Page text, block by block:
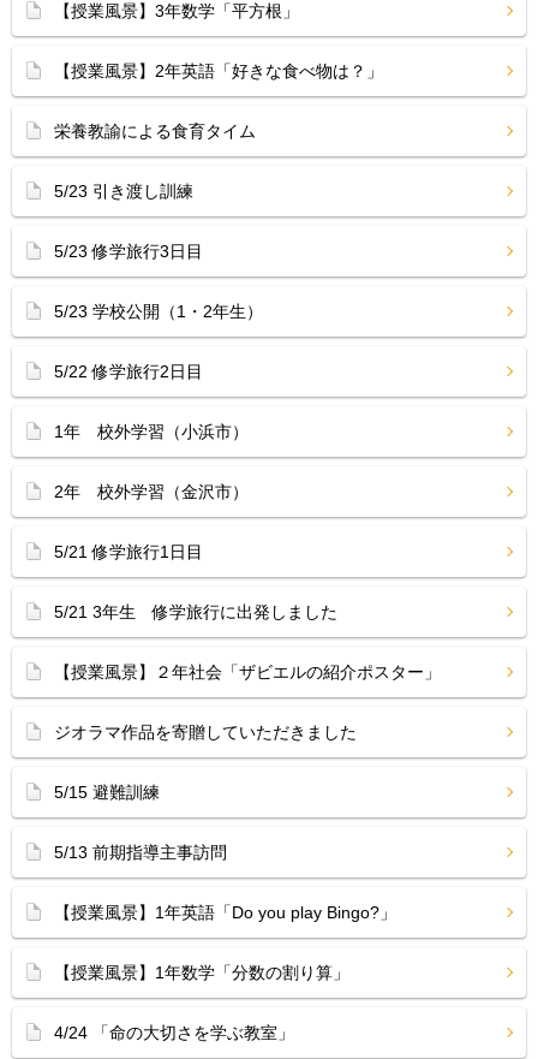
【授業風景】3年数学「平方根」
【授業風景】2年英語「好きな食べ物は？」
栄養教諭による食育タイム
5/23 引き渡し訓練
5/23 修学旅行3日目
5/23 学校公開（1・2年生）
5/22 修学旅行2日目
1年 校外学習（小浜市）
2年 校外学習（金沢市）
5/21 修学旅行1日目
5/21 3年生 修学旅行に出発しました
【授業風景】２年社会「ザビエルの紹介ポスター」
ジオラマ作品を寄贈していただきました
5/15 避難訓練
5/13 前期指導主事訪問
【授業風景】1年英語「Do you play Bingo?」
【授業風景】1年数学「分数の割り算」
4/24 「命の大切さを学ぶ教室」